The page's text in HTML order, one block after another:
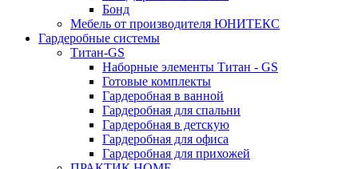
Бонд
Мебель от производителя ЮНИТЕКС
Гардеробные системы
Титан-GS
Наборные элементы Титан - GS
Готовые комплекты
Гардеробная в ванной
Гардеробная для спальни
Гардеробная в детскую
Гардеробная для офиса
Гардеробная для прихожей